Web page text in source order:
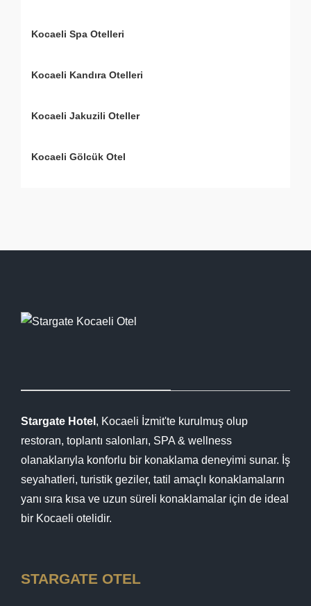
Kocaeli Spa Otelleri
Kocaeli Kandıra Otelleri
Kocaeli Jakuzili Oteller
Kocaeli Gölcük Otel
Stargate Hotel , Kocaeli İzmit'te kurulmuş olup
restoran, toplantı salonları, SPA & wellness
olanaklarıyla konforlu bir konaklama deneyimi sunar. İş
seyahatleri, turistik geziler, tatil amaçlı konaklamaların
yanı sıra kısa ve uzun süreli konaklamalar için de ideal
bir Kocaeli otelidir.
STARGATE OTEL